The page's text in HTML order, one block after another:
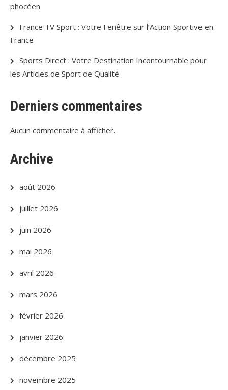
phocéen
France TV Sport : Votre Fenêtre sur l’Action Sportive en
France
Sports Direct : Votre Destination Incontournable pour
les Articles de Sport de Qualité
Derniers commentaires
Aucun commentaire à afficher.
Archive
août 2026
juillet 2026
juin 2026
mai 2026
avril 2026
mars 2026
février 2026
janvier 2026
décembre 2025
novembre 2025